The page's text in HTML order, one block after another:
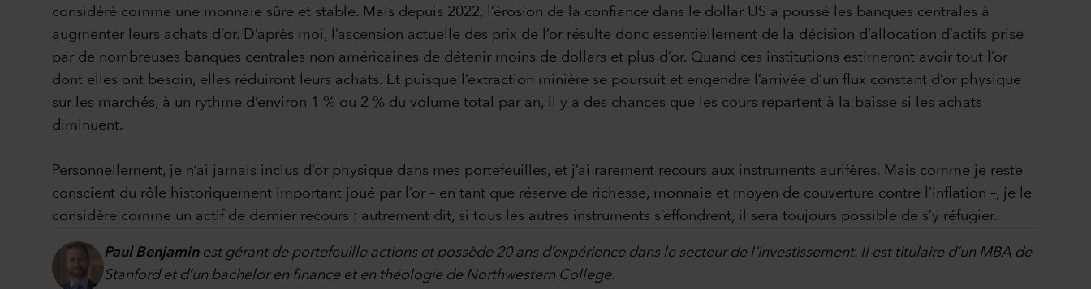
considéré comme une monnaie sûre et stable. Mais depuis 2022, l’érosion de la confiance dans le dollar US a poussé les banques centrales à
augmenter leurs achats d’or. D’après moi, l’ascension actuelle des prix de l’or résulte donc essentiellement de la décision d’allocation d’actifs prise
par de nombreuses banques centrales non américaines de détenir moins de dollars et plus d’or. Quand ces institutions estimeront avoir tout l’or
dont elles ont besoin, elles réduiront leurs achats. Et puisque l’extraction minière se poursuit et engendre l’arrivée d’un flux constant d’or physique
sur les marchés, à un rythme d’environ 1 % ou 2 % du volume total par an, il y a des chances que les cours repartent à la baisse si les achats
diminuent.
Personnellement, je n’ai jamais inclus d’or physique dans mes portefeuilles, et j’ai rarement recours aux instruments aurifères. Mais comme je reste
conscient du rôle historiquement important joué par l’or – en tant que réserve de richesse, monnaie et moyen de couverture contre l’inflation –, je le
considère comme un actif de dernier recours : autrement dit, si tous les autres instruments s’effondrent, il sera toujours possible de s’y réfugier.
Paul Benjaminest gérant de portefeuille actions et possède 20 ans d’expérience dans le secteur de l’investissement. Il est titulaire d’un MBA de
Stanford et d’un bachelor en finance et en théologie de Northwestern College.